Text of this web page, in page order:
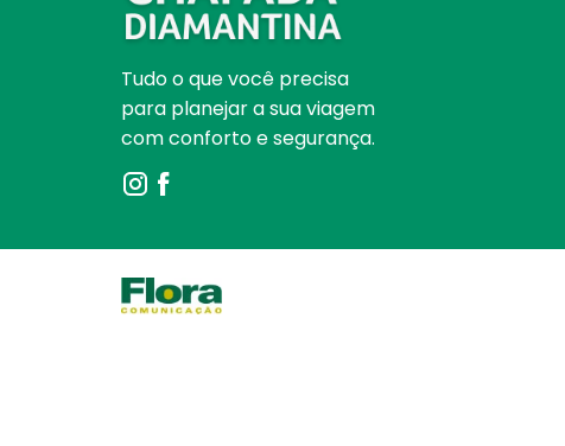
Tudo o que você precisa
para planejar a sua viagem
com conforto e segurança.